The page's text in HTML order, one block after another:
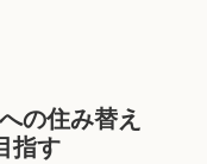
の住み替え
指す